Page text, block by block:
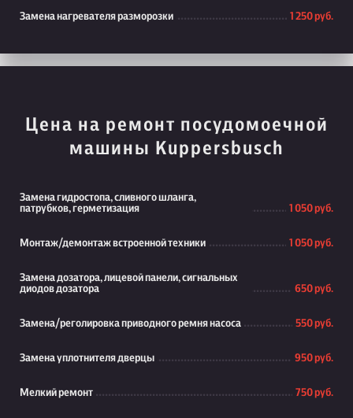
Замена нагревателя разморозки 1 250 руб.
Цена на ремонт посудомоечной
машины Kuppersbusch
Замена гидростопа, сливного шланга,
патрубков, герметизация
1 050 руб.
Монтаж/демонтаж встроенной техники 1 050 руб.
Замена дозатора, лицевой панели, сигнальных
диодов дозатора
650 руб.
Замена/реголировка приводного ремня насоса 550 руб.
Замена уплотнителя дверцы 950 руб.
Мелкий ремонт 750 руб.